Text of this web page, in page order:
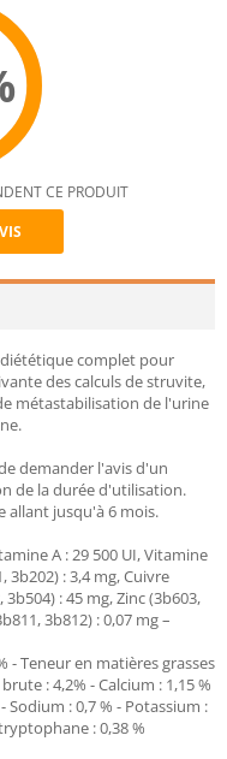
CE PRODUIT
complet pour
des calculs de struvite,
métastabilisation de l'urine
demander l'avis d'un
de la durée d'utilisation.
allant jusqu'à 6 mois.
A : 29 500 UI, Vitamine
3b202) : 3,4 mg, Cuivre
: 45 mg, Zinc (3b603,
3b812) : 0,07 mg –
- Teneur en matières grasses
: 4,2% - Calcium : 1,15 %
Sodium : 0,7 % - Potassium :
: 0,38 %